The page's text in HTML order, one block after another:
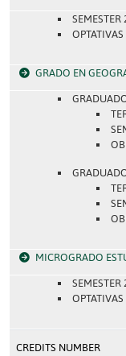
SEMESTER
OPTATIVAS
GRADO EN
MICROGRADO
SEMESTER
OPTATIVAS
CREDITS NUMBER